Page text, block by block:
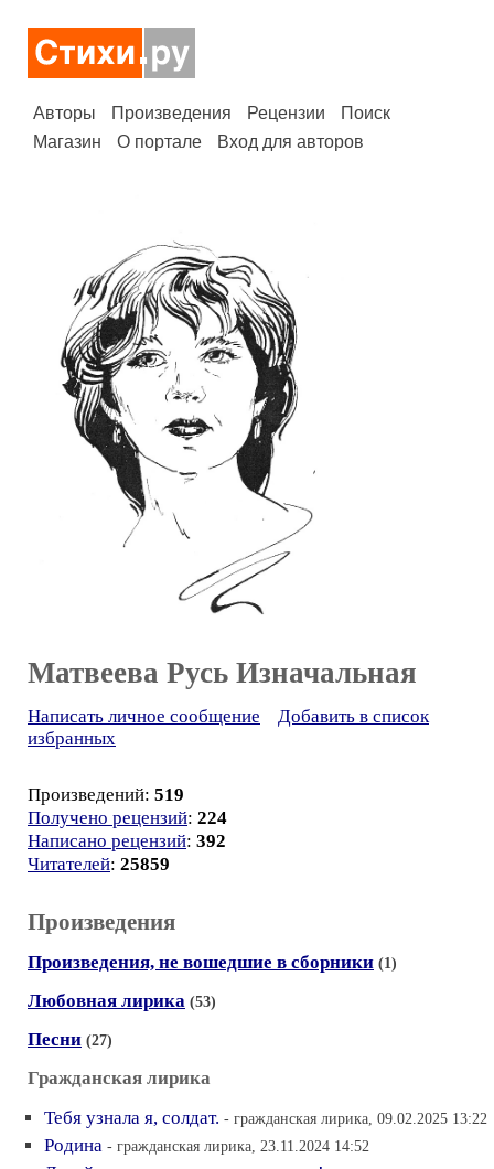
Авторы Произведения Рецензии
Поиск
Магазин
О портале Вход для авторов
Матвеева Русь Изначальная
Написать личное сообщение
Добавить в список
избранных
Произведений: 519
Получено рецензий: 224
Написано рецензий: 392
Читателей: 25859
Произведения
Произведения, не вошедшие в сборники (1)
Любовная лирика (53)
Песни (27)
Гражданская лирика
Тебя узнала я, солдат. - гражданская лирика, 09.02.2025 13:22
Родина - гражданская лирика, 23.11.2024 14:52